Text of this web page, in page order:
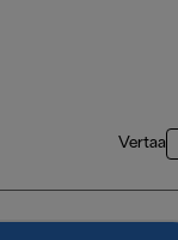
Vertaa